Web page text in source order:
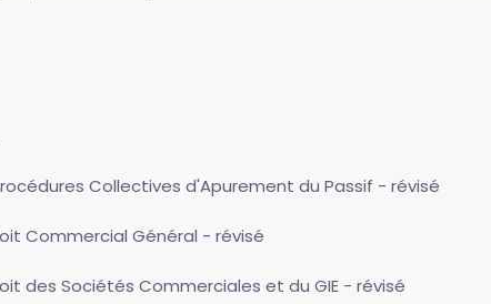
Collectives d'Apurement du Passif - révisé
Commercial Général - révisé
des Sociétés Commerciales et du GIE - révisé